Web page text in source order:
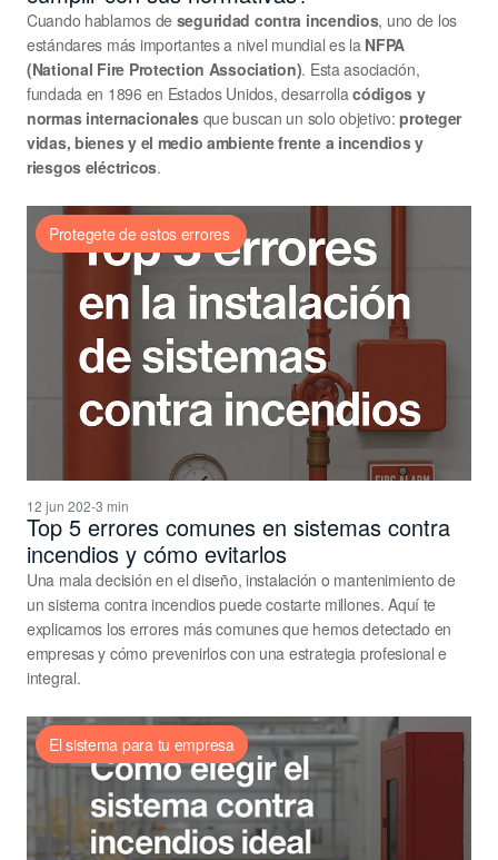
Cuando hablamos de seguridad contra incendios, uno de los
estándares más importantes a nivel mundial es la NFPA
(National Fire Protection Association). Esta asociación,
fundada en 1896 en Estados Unidos, desarrolla códigos y
normas internacionales que buscan un solo objetivo: proteger
vidas, bienes y el medio ambiente frente a incendios y
riesgos eléctricos.
Protegete de estos errores
12 jun 202-3 min
Top 5 errores comunes en sistemas contra
incendios y cómo evitarlos
Una mala decisión en el diseño, instalación o mantenimiento de
un sistema contra incendios puede costarte millones. Aquí te
explicamos los errores más comunes que hemos detectado en
empresas y cómo prevenirlos con una estrategia profesional e
integral.
El sistema para tu empresa